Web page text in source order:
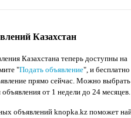
Казахстан
Казахстана теперь доступны на
"Подать объявление", и бесплатно
прямо сейчас. Можно выбрать
от 1 недели до 24 месяцев.
объявлений knopka.kz поможет